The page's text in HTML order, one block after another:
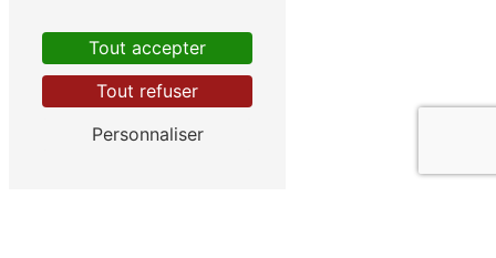
Contactez-nous
Tout accepter
Tout refuser
Personnaliser